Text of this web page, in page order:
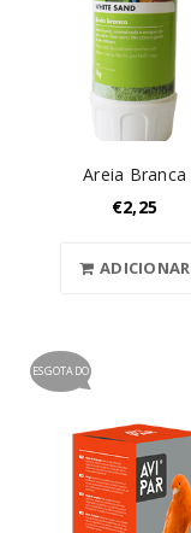
Areia Branca
€2,25
ADICIONAR
ESGOTADO